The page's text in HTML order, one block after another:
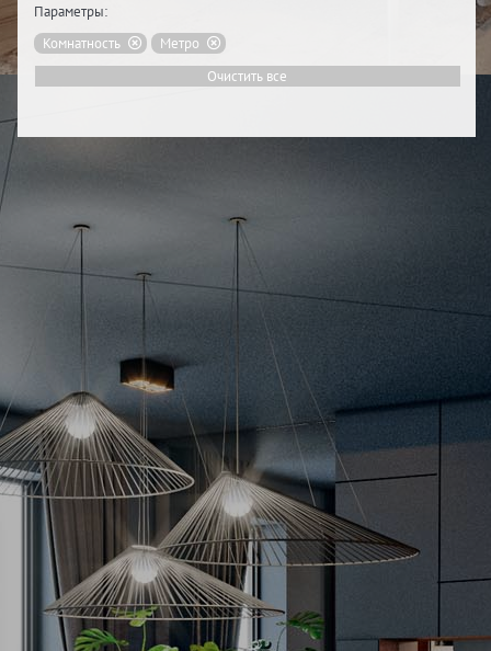
Параметры:
Комнатность
Метро
Очистить все